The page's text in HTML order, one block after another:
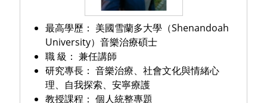
最高學歷： 美國雪蘭多大學（Shenandoah
University）音樂治療碩士
職 級： 兼任講師
研究專長： 音樂治療、社會文化與情緒心
理、自我探索、安寧療護
教授課程： 個人統整專題